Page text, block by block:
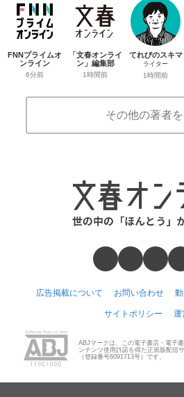
FNNプライムオ
ンライン
6分前
「文春オンライ
ン」編集部
1時間前
てれびのスキマ
ライター
1時間前
その他の著者
広告掲載について お問い合わせ
サイトポリシー 運
ABJマークは、この電子書店・電子
ンテンツ使用許諾を得た正規版配信
（登録番号6091713号）です。